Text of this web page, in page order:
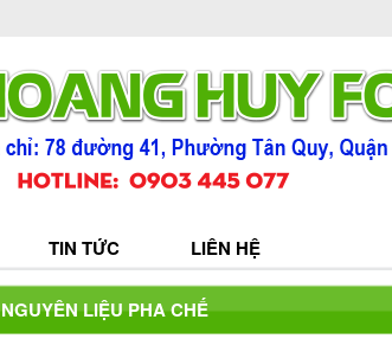
TIN TỨC LIÊN HỆ
NGUYÊN LIỆU PHA CHẾ